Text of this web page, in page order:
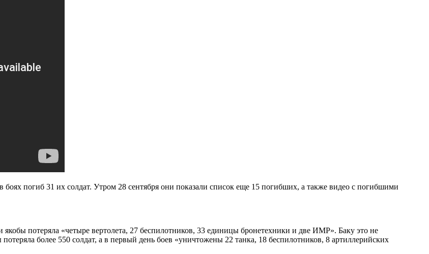
погиб 31 их солдат. Утром 28 сентября они показали список еще 15 погибших, а также видео с погибшими
потеряла «четыре вертолета, 27 беспилотников, 33 единицы бронетехники и две ИМР». Баку это не
более 550 солдат, а в первый день боев «уничтожены 22 танка, 18 беспилотников, 8 артиллерийских